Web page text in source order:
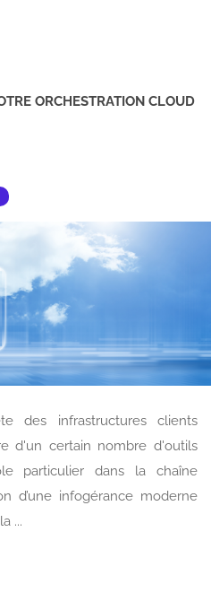
ORCHESTRATION CLOUD
des infrastructures clients
d'un certain nombre d'outils
particulier dans la chaîne
d’une infogérance moderne
...